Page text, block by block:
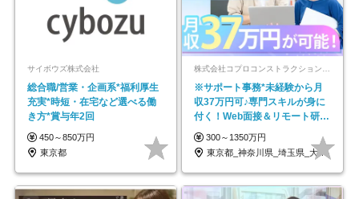
サイボウズ株式会社
総合職/営業・企画系*福利厚生
充実*時短・在宅など選べる働
き方*賞与年2回
450～850万円
東京都
※サポート事務*未経験から月
収37万円可♪専門スキルが身に
付く！Web面接＆リモート研修
も充実♪/a
300～1350万円
東京都_神奈川県_埼玉県_大阪府_愛知県…